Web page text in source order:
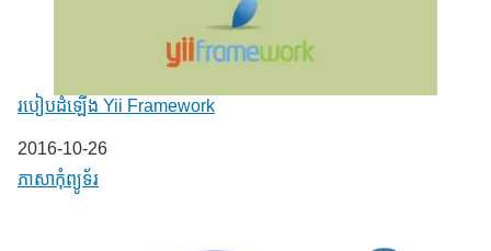
របៀបដំឡើង Yii Framework
Date
2016-10-26
In relation to
ភាសា​កុំព្យូទ័រ